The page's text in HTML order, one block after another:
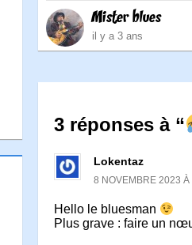
Mister blues
il y a 3 ans
3 réponses à “
Lokentaz
8 NOVEMBRE 2023 À
Hello le bluesman
Plus grave : faire un